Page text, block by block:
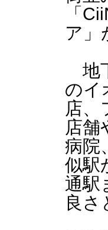
「
ア」
地
のイ
店、
店舗
病院
似駅
通駅
良さ